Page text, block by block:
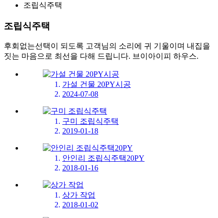
조립식주택
조립식주택
후회없는선택이 되도록 고객님의 소리에 귀 기울이며 내집을
짓는 마음으로 최선을 다해 드립니다. 브이아이피 하우스.
가설 건물 20PY시공
2024-07-08
구미 조립식주택
2019-01-18
안인리 조립식주택20PY
2018-01-16
상가 작업
2018-01-02